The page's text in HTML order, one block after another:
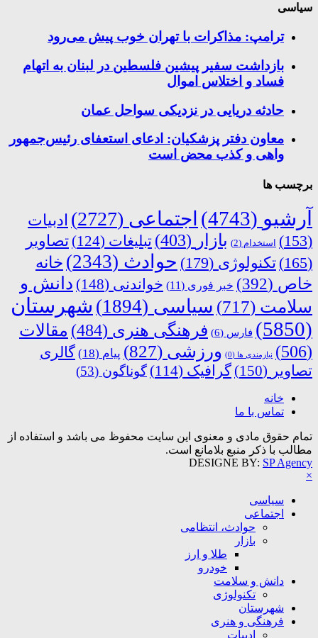
سیاسی
ترامپ: مذاکرات با تهران خوب پیش می‌رود
بازداشت سفیر پیشین فلسطین در لبنان به اتهام
فساد و اختلاس اموال
حادثه دریایی در نزدیکی سواحل عمان
معاون دفتر پزشکیان: ادعای استعفای رئیس‌جمهور
واهی و کذب محض است
برچسب ها
آرشیو (4743) اجتماعی (2727)
ادبیات
(153)
استخدام (2) بازار (403) تبلیغات (124)
تصاویر
(165)
تکنولوژی (179) حوادث (2343)
خانه
خاص (392) خبر فوری (11) خواندنی (148)
دانش و
سلامت (717) سیاسی (1894)
شهرستان
(5850)
فارس (6) فرهنگی هنری (484)
مقالات
(506)
نیازمندی ها (0) ورزشی (827) پیام (18)
گالری
تصاویر (150) گرافیک (114) گوناگون (53)
خانه
تماس با ما
تمام حقوق مادی و معنوی این سایت محفوظ می باشد و استفاده از
مطالب با ذکر منبع بلامانع است.
DESIGNE BY: SP Agency
×
سیاسی
اجتماعی
حوادث، انتظامی
بازار
طلا و ارز
خودرو
دانش و سلامت
تکنولوژی
شهرستان
فرهنگی و هنری
ادبیات